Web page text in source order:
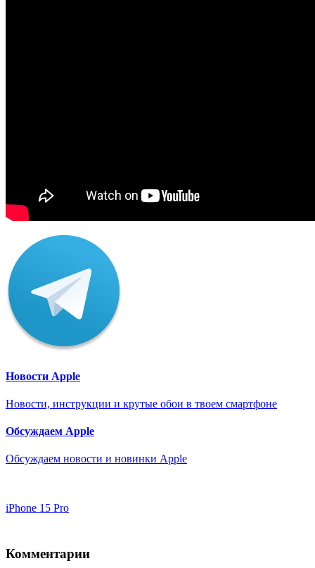
Новости Apple
Новости, инструкции и крутые обои в твоем смартфоне
Обсуждаем Apple
Обсуждаем новости и новинки Apple
iPhone 15 Pro
Комментарии